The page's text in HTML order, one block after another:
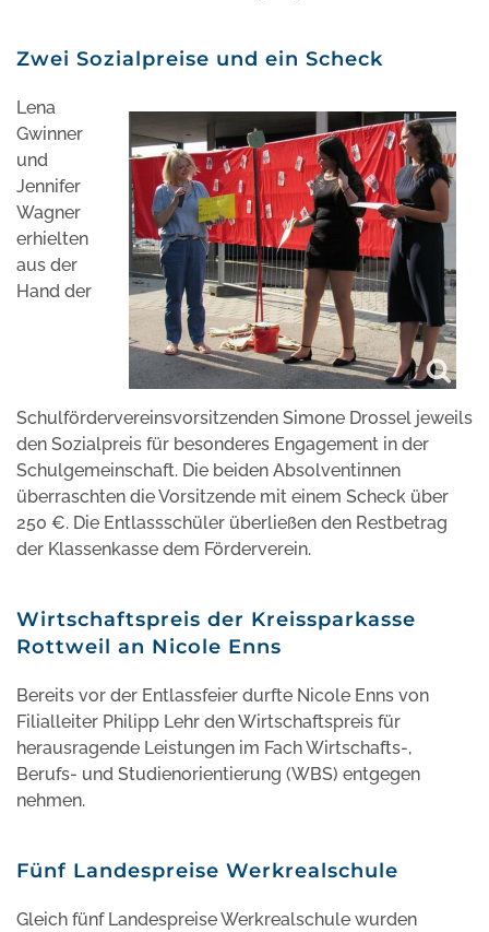
Zwei Sozialpreise und ein Scheck
Lena
Gwinner
und
Jennifer
Wagner
erhielten
aus der
Hand der
Schulfördervereinsvorsitzenden Simone Drossel jeweils
den Sozialpreis für besonderes Engagement in der
Schulgemeinschaft. Die beiden Absolventinnen
überraschten die Vorsitzende mit einem Scheck über
250 €. Die Entlassschüler überließen den Restbetrag
der Klassenkasse dem Förderverein.
Wirtschaftspreis der Kreissparkasse
Rottweil an Nicole Enns
Bereits vor der Entlassfeier durfte Nicole Enns von
Filialleiter Philipp Lehr den Wirtschaftspreis für
herausragende Leistungen im Fach Wirtschafts-,
Berufs- und Studienorientierung (WBS) entgegen
nehmen.
Fünf Landespreise Werkrealschule
Gleich fünf Landespreise Werkrealschule wurden